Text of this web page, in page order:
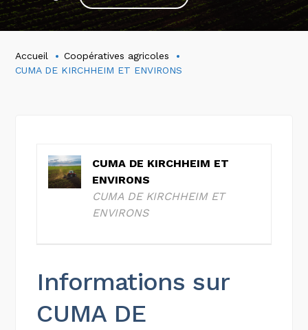
Accueil
Coopératives agricoles
CUMA DE KIRCHHEIM ET ENVIRONS
CUMA DE KIRCHHEIM ET
ENVIRONS
CUMA DE KIRCHHEIM ET
ENVIRONS
Informations sur
CUMA DE